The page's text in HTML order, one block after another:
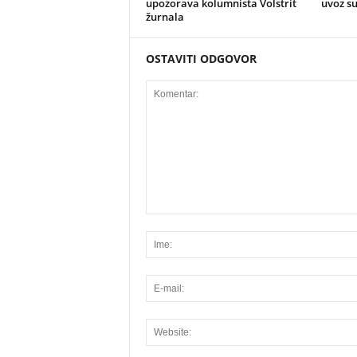
upozorava kolumnista Volstrit
žurnala
uvoz
OSTAVITI ODGOVOR